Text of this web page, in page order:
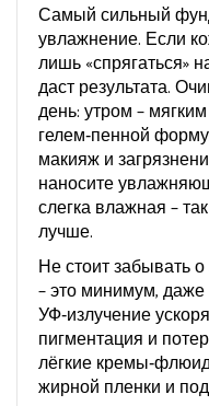
Самый сильный
увлажнение. Если
лишь «спрягаться»
даст результата.
день: утром –
гелем‑пенной
макияж и
наносите
слегка влажная –
лучше.
Не стоит забывать
– это минимум,
УФ‑излучение
пигментация и
лёгкие
жирной пленки и